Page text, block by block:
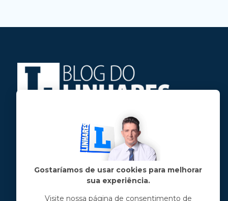
Jose Linhares Jr é maranhense.
Formado em Jornalismo, estudou filosofia
e tem pós-graduações em ciência política
e marketing político.
Menu principal
Gostaríamos de usar cookies para melhorar
sua experiência.
Visite nossa página de consentimento de